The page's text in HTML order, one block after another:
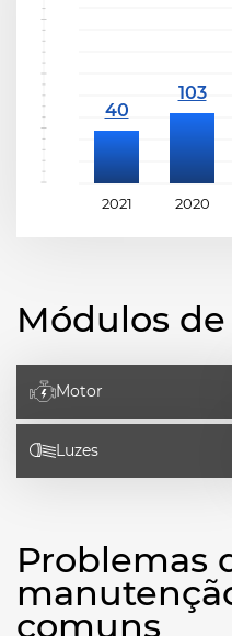
2021 2020
Módulos
Motor
Luzes
Problemas
comuns